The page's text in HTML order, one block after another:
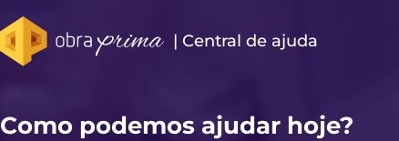
| Central de ajuda​
Como podemos ajudar hoje?